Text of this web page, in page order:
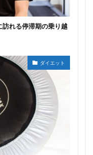
れる停滞期の乗り越
ダイエット